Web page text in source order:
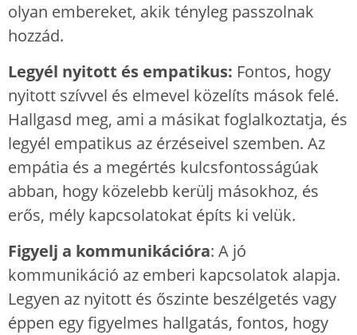
olyan embereket, akik tényleg passzolnak
hozzád.
Legyél nyitott és empatikus: Fontos, hogy
nyitott szívvel és elmevel közelíts mások felé.
Hallgasd meg, ami a másikat foglalkoztatja, és
legyél empatikus az érzéseivel szemben. Az
empátia és a megértés kulcsfontosságúak
abban, hogy közelebb kerülj másokhoz, és
erős, mély kapcsolatokat építs ki velük.
Figyelj a kommunikációra: A jó
kommunikáció az emberi kapcsolatok alapja.
Legyen az nyitott és őszinte beszélgetés vagy
éppen egy figyelmes hallgatás, fontos, hogy